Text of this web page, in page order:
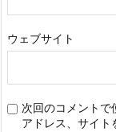
ウェブサイト
次回のコメントで
アドレス、サイト